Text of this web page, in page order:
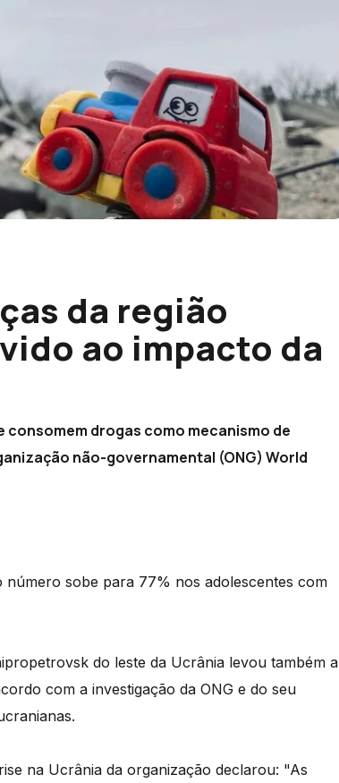
da região
ao impacto da
consomem drogas como mecanismo de
não-governamental (ONG) World
sobe para 77% nos adolescentes com
do leste da Ucrânia levou também a
com a investigação da ONG e do seu
na Ucrânia da organização declarou: "As